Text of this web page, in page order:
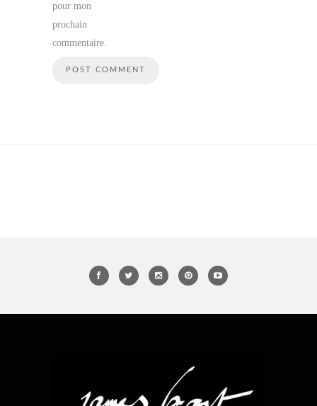
pour mon
prochain
commentaire.